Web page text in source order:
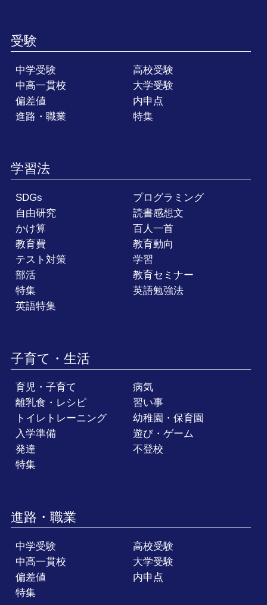
受験
中学受験
高校受験
中高一貫校
大学受験
偏差値
内申点
進路・職業
特集
学習法
SDGs
プログラミング
自由研究
読書感想文
かけ算
百人一首
教育費
教育動向
テスト対策
学習
部活
教育セミナー
特集
英語勉強法
英語特集
子育て・生活
育児・子育て
病気
離乳食・レシピ
習い事
トイレトレーニング
幼稚園・保育園
入学準備
遊び・ゲーム
発達
不登校
特集
進路・職業
中学受験
高校受験
中高一貫校
大学受験
偏差値
内申点
特集